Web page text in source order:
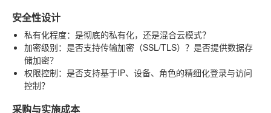
安全性设计
私有化程度：是彻底的私有化，还是混合云模式？
加密级别：是否支持传输加密（SSL/TLS）？是否提供数据存
储加密？
权限控制：是否支持基于IP、设备、角色的精细化登录与访问
控制？
采购与实施成本